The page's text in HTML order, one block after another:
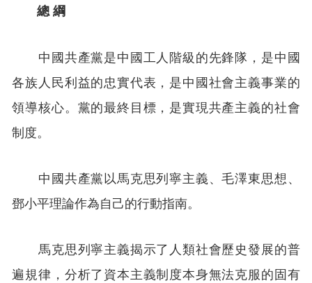
總 綱
中國共產黨是中國工人階級的先鋒隊，是中國
各族人民利益的忠實代表，是中國社會主義事業的
領導核心。黨的最終目標，是實現共產主義的社會
制度。
中國共產黨以馬克思列寧主義、毛澤東思想、
鄧小平理論作為自己的行動指南。
馬克思列寧主義揭示了人類社會歷史發展的普
遍規律，分析了資本主義制度本身無法克服的固有